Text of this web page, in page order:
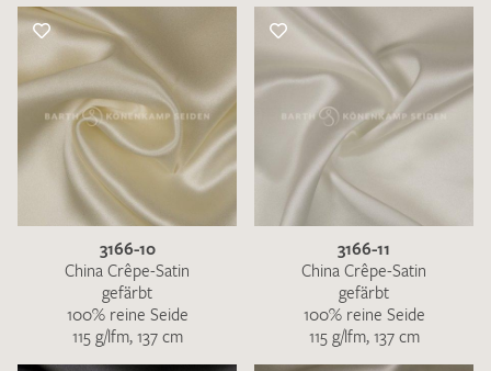
3166-10
China Crêpe-Satin
gefärbt
100% reine Seide
115 g/lfm, 137 cm
3166-11
China Crêpe-Satin
gefärbt
100% reine Seide
115 g/lfm, 137 cm